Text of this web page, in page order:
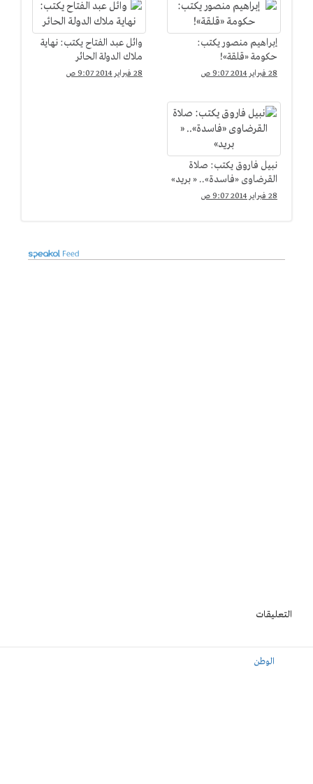
إبراهيم منصور يكتب:
حكومة «قلقة»!
28 فبراير 2014 9:07 ص
وائل عبد الفتاح يكتب: نهاية
ملاك الدولة الحائر
28 فبراير 2014 9:07 ص
نبيل فاروق يكتب: صلاة
القرضاوى «فاسدة».. « بريد»
28 فبراير 2014 9:07 ص
التعليقات
الوطن